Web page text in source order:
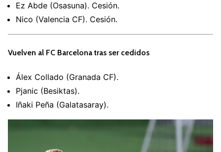
Ez Abde (Osasuna). Cesión.
Nico (Valencia CF). Cesión.
Vuelven al FC Barcelona tras ser cedidos
Álex Collado (Granada CF).
Pjanic (Besiktas).
Iñaki Peña (Galatasaray).